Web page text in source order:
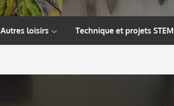
Autres loisirs Technique et projets STEM